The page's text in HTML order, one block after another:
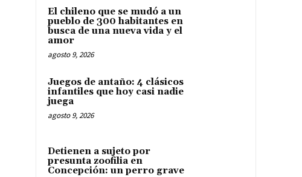
El chileno que se mudó a un
pueblo de 300 habitantes en
busca de una nueva vida y el
amor
agosto 9, 2026
Juegos de antaño: 4 clásicos
infantiles que hoy casi nadie
juega
agosto 9, 2026
Detienen a sujeto por
presunta zoofilia en
Concepción: un perro grave